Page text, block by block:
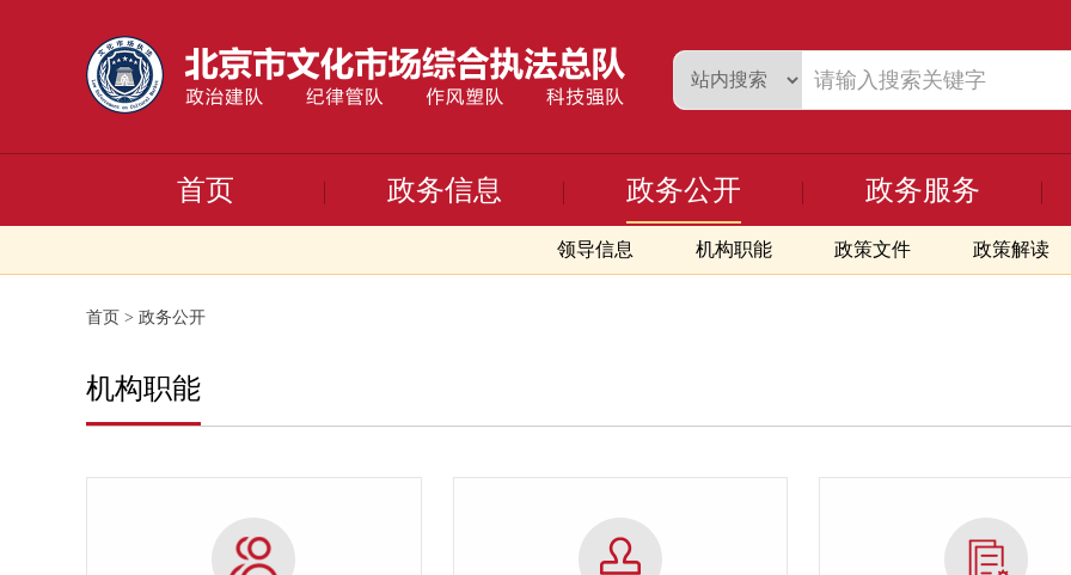
首页 政务信息 政务公开
领导信息 机构职能 政策文件 政策解读
政务服务
首页 > 政务公开
机构职能